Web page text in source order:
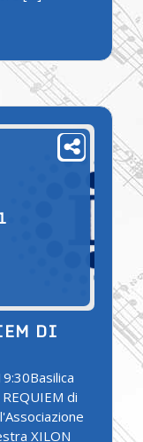
DI
di
XILON